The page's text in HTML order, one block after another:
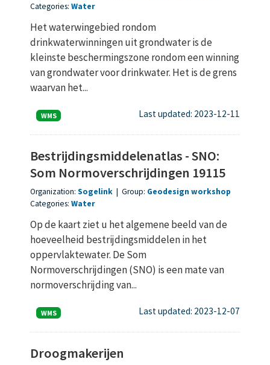
Categories: Water
Het waterwingebied rondom
drinkwaterwinningen uit grondwater is de
kleinste beschermingszone rondom een winning
van grondwater voor drinkwater. Het is de grens
waarvan het...
WMS Last updated: 2023-12-11
Bestrijdingsmiddelenatlas - SNO:
Som Normoverschrijdingen 19115
Organization: Sogelink | Group: Geodesign workshop
Categories: Water
Op de kaart ziet u het algemene beeld van de
hoeveelheid bestrijdingsmiddelen in het
oppervlaktewater. De Som
Normoverschrijdingen (SNO) is een mate van
normoverschrijding van...
WMS Last updated: 2023-12-07
Droogmakerijen